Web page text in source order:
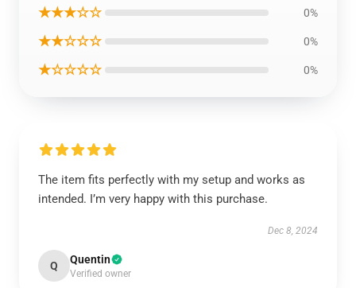
★★★☆☆ 0%
★★☆☆☆ 0%
★☆☆☆☆ 0%
The item fits perfectly with my setup and works as
intended. I’m very happy with this purchase.
Dec 8, 2024
Q Quentin
Verified owner